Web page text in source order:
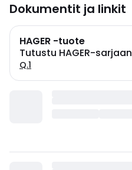
Dokumentit ja linkit
HAGER -tuote
Tutustu HAGER-sarjaan
Q.1